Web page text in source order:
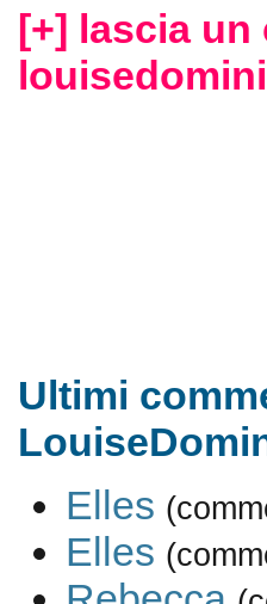
[+] lascia un
Ultimi
Elles
Elles